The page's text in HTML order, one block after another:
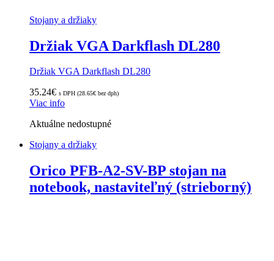
Stojany a držiaky
Držiak VGA Darkflash DL280
Držiak VGA Darkflash DL280
35.24€ s DPH (28.65€ bez dph)
Viac info
Aktuálne nedostupné
Stojany a držiaky
Orico PFB-A2-SV-BP stojan na
notebook, nastaviteľný (strieborný)